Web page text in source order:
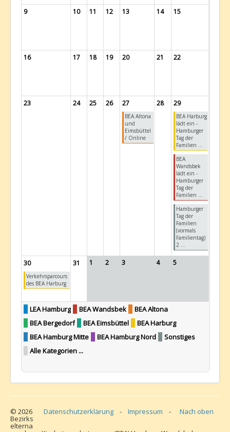
9 10 11 12 13 14 15
16 17 18 19 20 21 22
23 24 25 26 27
BEA Altona
und
Eimsbüttel
/ Online
28 29
BEA Harburg
lädt ein -
Hamburger
Tag der
Familien ...
BEA
Wandsbek
lädt ein -
Hamburger
Tag der
Familien ...
Hamburger
Tag der
Familien
(vormals
Familientag)
2 ...
30
Verkehrsparcours
des BEA Harburg
31 1 2 3 4 5
LEA Hamburg BEA Wandsbek
BEA Altona
BEA Bergedorf
BEA Eimsbüttel
BEA Harburg
BEA Hamburg Mitte
BEA Hamburg Nord
Sonstiges
Alle Kategorien ...
Nach oben
Datenschutzerklärung - Impressum -
© 2026
Bezirks
elterna